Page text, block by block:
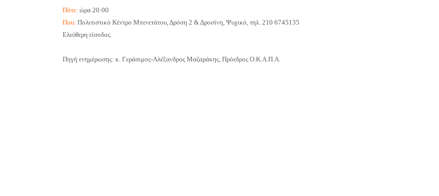
Πότε: ώρα 20:00
Που: Πολιτιστικό Κέντρο Μπενετάτου, Δρόση 2 & Δροσίνη, Ψυχικό, τηλ. 210 6745135
Ελεύθερη είσοδος.
Πηγή ενημέρωσης: κ. Γεράσιμος-Αλέξανδρος Μαζαράκης, Πρόεδρος Ο.Κ.Α.Π.Α.